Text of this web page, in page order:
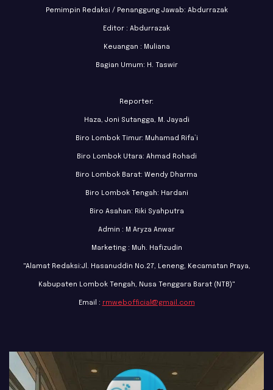
Pemimpin Redaksi / Penanggung Jawab: Abdurrazak
Editor : Abdurrazak
Keuangan : Muliana
Bagian Umum: H. Taswir
Reporter:
Haza, Joni Sutangga, M. Jayadi
Biro Lombok Timur: Muhamad Rifa’i
Biro Lombok Utara: Ahmad Rohadi
Biro Lombok Barat: Wendy Dharma
Biro Lombok Tengah: Hardani
Biro Asahan: Riki Syahputra
Admin : M Aryza Anwar
Marketing : Muh. Hafizudin
"Alamat Redaksi:Jl. Hasanuddin No.27, Leneng, Kecamatan Praya,
Kabupaten Lombok Tengah, Nusa Tenggara Barat (NTB)"
Email : rmwebofficial@gmail.com